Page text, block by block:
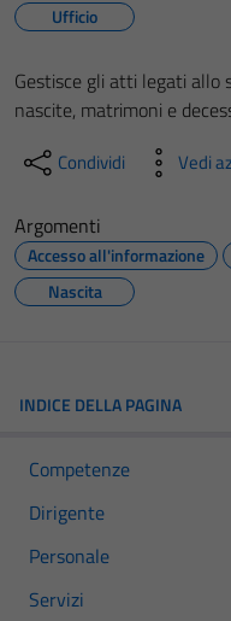
Ufficio
Gestisce gli atti legati allo
nascite, matrimoni e
Condividi Vedi
Argomenti
Accesso all'informazione
Nascita
INDICE DELLA PAGINA
Competenze
Dirigente
Personale
Servizi